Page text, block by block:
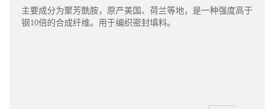
主要成分为聚芳酰胺，原产美国、荷兰等地，是一种强度高于
钢10倍的合成纤维。用于编织密封填料。